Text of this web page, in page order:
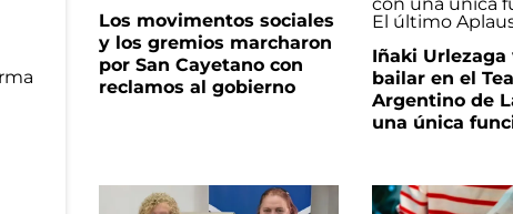
Los movimentos sociales
y los gremios marcharon
por San Cayetano con
reclamos al gobierno
Iñaki Urlezaga
bailar en el
Argentino de
una única